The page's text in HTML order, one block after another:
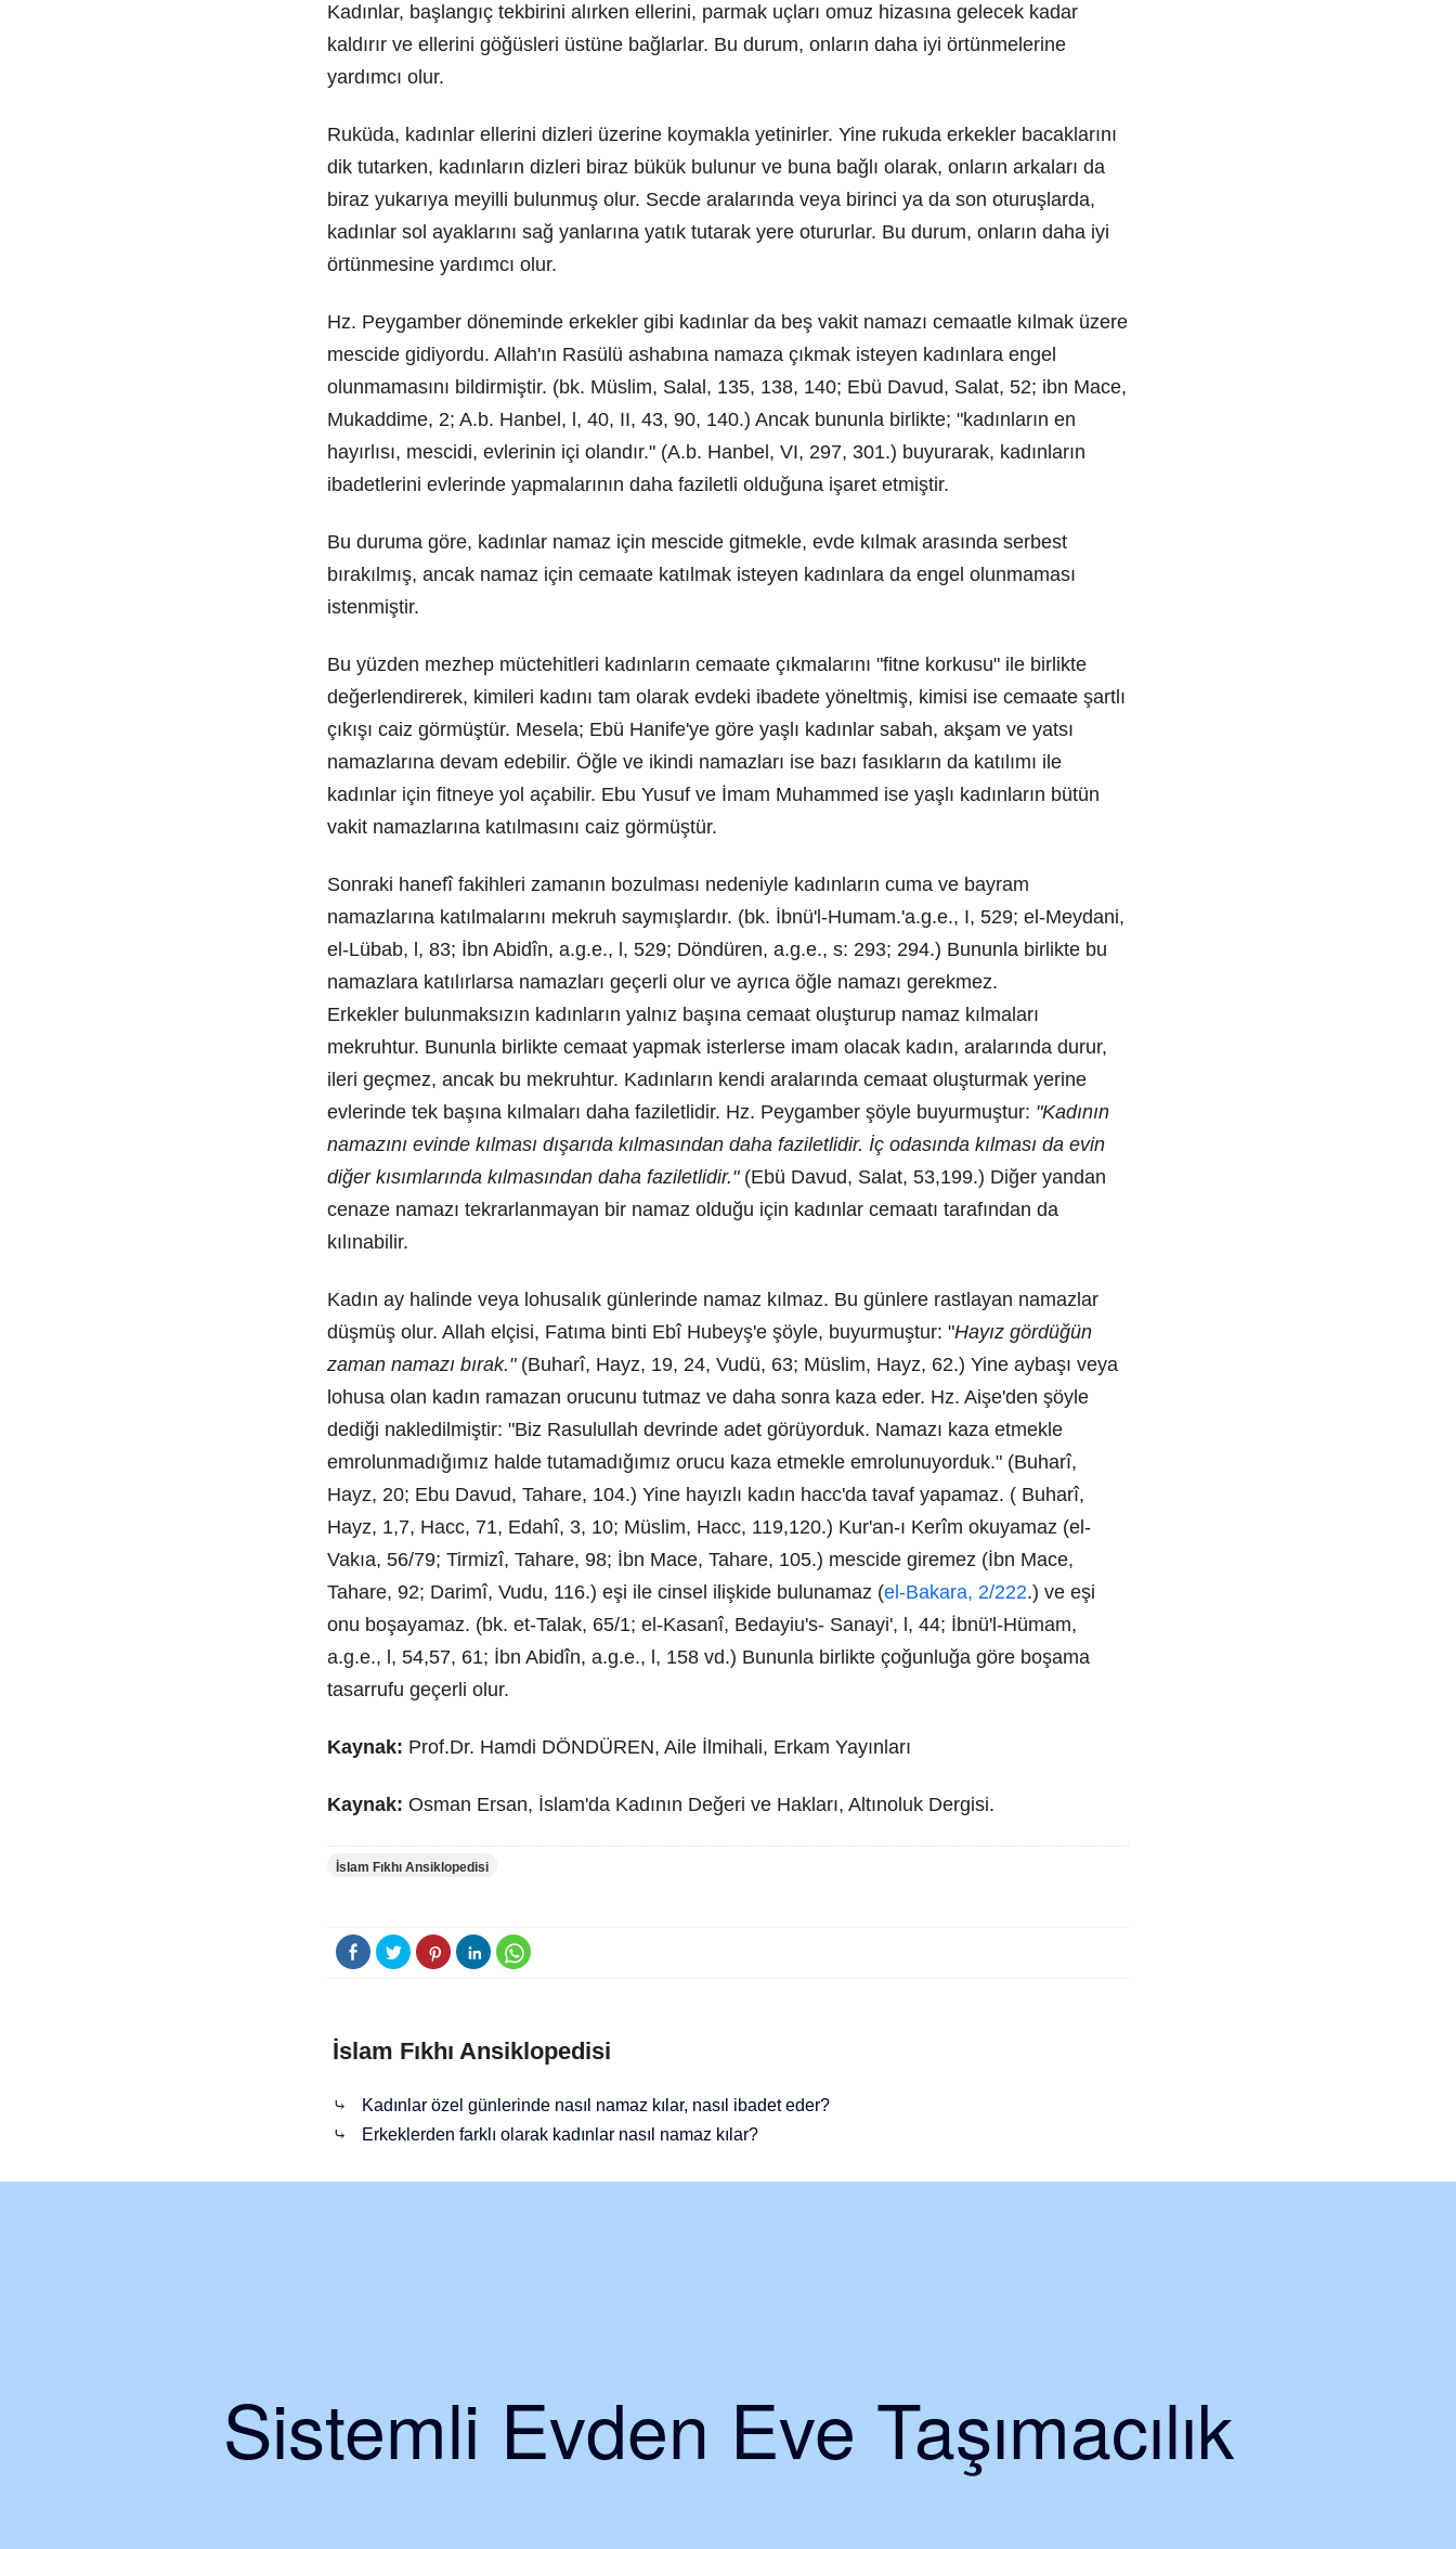
Kadınlar, başlangıç tekbirini alırken ellerini, parmak uçları omuz hizasına gelecek kadar
kaldırır ve ellerini göğüsleri üstüne bağlarlar. Bu durum, onların daha iyi örtünmelerine
yardımcı olur.
Ruküda, kadınlar ellerini dizleri üzerine koymakla yetinirler. Yine rukuda erkekler bacaklarını
dik tutarken, kadınların dizleri biraz bükük bulunur ve buna bağlı olarak, onların arkaları da
biraz yukarıya meyilli bulunmuş olur. Secde aralarında veya birinci ya da son oturuşlarda,
kadınlar sol ayaklarını sağ yanlarına yatık tutarak yere otururlar. Bu durum, onların daha iyi
örtünmesine yardımcı olur.
Hz. Peygamber döneminde erkekler gibi kadınlar da beş vakit namazı cemaatle kılmak üzere
mescide gidiyordu. Allah'ın Rasülü ashabına namaza çıkmak isteyen kadınlara engel
olunmamasını bildirmiştir. (bk. Müslim, Salal, 135, 138, 140; Ebü Davud, Salat, 52; ibn Mace,
Mukaddime, 2; A.b. Hanbel, l, 40, II, 43, 90, 140.) Ancak bununla birlikte; "kadınların en
hayırlısı, mescidi, evlerinin içi olandır." (A.b. Hanbel, VI, 297, 301.) buyurarak, kadınların
ibadetlerini evlerinde yapmalarının daha faziletli olduğuna işaret etmiştir.
Bu duruma göre, kadınlar namaz için mescide gitmekle, evde kılmak arasında serbest
bırakılmış, ancak namaz için cemaate katılmak isteyen kadınlara da engel olunmaması
istenmiştir.
Bu yüzden mezhep müctehitleri kadınların cemaate çıkmalarını "fitne korkusu" ile birlikte
değerlendirerek, kimileri kadını tam olarak evdeki ibadete yöneltmiş, kimisi ise cemaate şartlı
çıkışı caiz görmüştür. Mesela; Ebü Hanife'ye göre yaşlı kadınlar sabah, akşam ve yatsı
namazlarına devam edebilir. Öğle ve ikindi namazları ise bazı fasıkların da katılımı ile
kadınlar için fitneye yol açabilir. Ebu Yusuf ve İmam Muhammed ise yaşlı kadınların bütün
vakit namazlarına katılmasını caiz görmüştür.
Sonraki hanefî fakihleri zamanın bozulması nedeniyle kadınların cuma ve bayram
namazlarına katılmalarını mekruh saymışlardır. (bk. İbnü'l-Humam.'a.g.e., I, 529; el-Meydani,
el-Lübab, l, 83; İbn Abidîn, a.g.e., l, 529; Döndüren, a.g.e., s: 293; 294.) Bununla birlikte bu
namazlara katılırlarsa namazları geçerli olur ve ayrıca öğle namazı gerekmez.
Erkekler bulunmaksızın kadınların yalnız başına cemaat oluşturup namaz kılmaları
mekruhtur. Bununla birlikte cemaat yapmak isterlerse imam olacak kadın, aralarında durur,
ileri geçmez, ancak bu mekruhtur. Kadınların kendi aralarında cemaat oluşturmak yerine
evlerinde tek başına kılmaları daha faziletlidir. Hz. Peygamber şöyle buyurmuştur: "Kadının
namazını evinde kılması dışarıda kılmasından daha faziletlidir. İç odasında kılması da evin
diğer kısımlarında kılmasından daha faziletlidir."(Ebü Davud, Salat, 53,199.) Diğer yandan
cenaze namazı tekrarlanmayan bir namaz olduğu için kadınlar cemaatı tarafından da
kılınabilir.
Kadın ay halinde veya lohusalık günlerinde namaz kılmaz. Bu günlere rastlayan namazlar
düşmüş olur. Allah elçisi, Fatıma binti Ebî Hubeyş'e şöyle, buyurmuştur: "Hayız gördüğün
zaman namazı bırak." (Buharî, Hayz, 19, 24, Vudü, 63; Müslim, Hayz, 62.) Yine aybaşı veya
lohusa olan kadın ramazan orucunu tutmaz ve daha sonra kaza eder. Hz. Aişe'den şöyle
dediği nakledilmiştir: "Biz Rasulullah devrinde adet görüyorduk. Namazı kaza etmekle
emrolunmadığımız halde tutamadığımız orucu kaza etmekle emrolunuyorduk." (Buharî,
Hayz, 20; Ebu Davud, Tahare, 104.) Yine hayızlı kadın hacc'da tavaf yapamaz. ( Buharî,
Hayz, 1,7, Hacc, 71, Edahî, 3, 10; Müslim, Hacc, 119,120.) Kur'an-ı Kerîm okuyamaz (el-
Vakıa, 56/79; Tirmizî, Tahare, 98; İbn Mace, Tahare, 105.) mescide giremez (İbn Mace,
Tahare, 92; Darimî, Vudu, 116.) eşi ile cinsel ilişkide bulunamaz (el-Bakara, 2/222.) ve eşi
onu boşayamaz. (bk. et-Talak, 65/1; el-Kasanî, Bedayiu's- Sanayi', l, 44; İbnü'l-Hümam,
a.g.e., l, 54,57, 61; İbn Abidîn, a.g.e., l, 158 vd.) Bununla birlikte çoğunluğa göre boşama
tasarrufu geçerli olur.
Kaynak: Prof.Dr. Hamdi DÖNDÜREN, Aile İlmihali, Erkam Yayınları
Kaynak: Osman Ersan, İslam'da Kadının Değeri ve Hakları, Altınoluk Dergisi.
İslam Fıkhı Ansiklopedisi
İslam Fıkhı Ansiklopedisi
⤷
Kadınlar özel günlerinde nasıl namaz kılar, nasıl ibadet eder?
⤷
Erkeklerden farklı olarak kadınlar nasıl namaz kılar?
Sistemli Evden Eve Taşımacılık